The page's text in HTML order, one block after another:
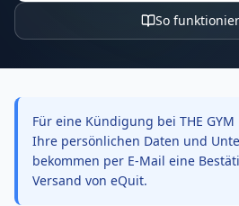
So
Für eine Kündigung bei THE
Ihre persönlichen Daten und
bekommen per E-Mail eine
Versand von eQuit.